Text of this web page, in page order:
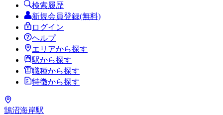
検索履歴
新規会員登録(無料)
ログイン
ヘルプ
エリアから探す
駅から探す
職種から探す
特徴から探す
鵠沼海岸駅